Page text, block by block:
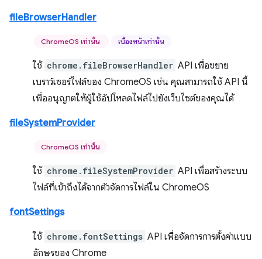
fileBrowserHandler
ChromeOS เท่านั้น เบื้องหน้าเท่านั้น
ใช้ chrome.fileBrowserHandler API เพื่อขยาย
เบราว์เซอร์ไฟล์ของ ChromeOS เช่น คุณสามารถใช้ API นี้
เพื่ออนุญาตให้ผู้ใช้อัปโหลดไฟล์ไปยังเว็บไซต์ของคุณได้
fileSystemProvider
ChromeOS เท่านั้น
ใช้ chrome.fileSystemProvider API เพื่อสร้างระบบ
ไฟล์ที่เข้าถึงได้จากตัวจัดการไฟล์ใน ChromeOS
fontSettings
ใช้ chrome.fontSettings API เพื่อจัดการการตั้งค่าแบบ
อักษรของ Chrome